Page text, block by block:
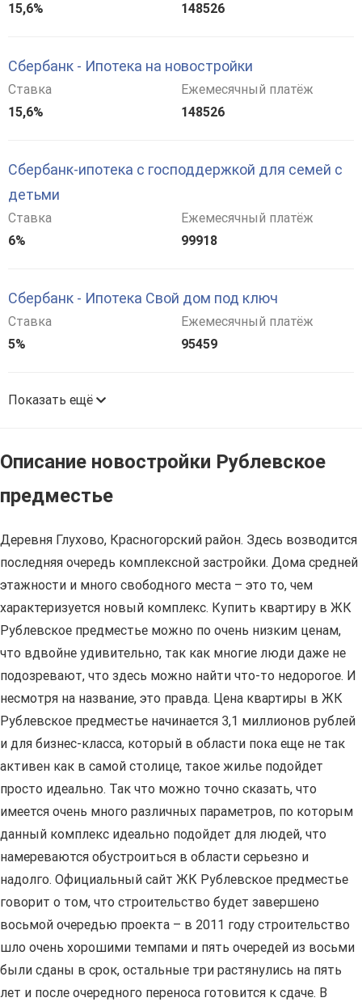
15,6%
148526
Сбербанк - Ипотека на новостройки
Ставка
15,6%
Ежемесячный платёж
148526
Сбербанк-ипотека с господдержкой для семей с
детьми
Ставка
6%
Ежемесячный платёж
99918
Сбербанк - Ипотека Свой дом под ключ
Ставка
5%
Ежемесячный платёж
95459
Показать ещё
Описание новостройки Рублевское
предместье
Деревня Глухово, Красногорский район. Здесь возводится
последняя очередь комплексной застройки. Дома средней
этажности и много свободного места – это то, чем
характеризуется новый комплекс. Купить квартиру в ЖК
Рублевское предместье можно по очень низким ценам,
что вдвойне удивительно, так как многие люди даже не
подозревают, что здесь можно найти что-то недорогое. И
несмотря на название, это правда. Цена квартиры в ЖК
Рублевское предместье начинается 3,1 миллионов рублей
и для бизнес-класса, который в области пока еще не так
активен как в самой столице, такое жилье подойдет
просто идеально. Так что можно точно сказать, что
имеется очень много различных параметров, по которым
данный комплекс идеально подойдет для людей, что
намереваются обустроиться в области серьезно и
надолго. Официальный сайт ЖК Рублевское предместье
говорит о том, что строительство будет завершено
восьмой очередью проекта – в 2011 году строительство
шло очень хорошими темпами и пять очередей из восьми
были сданы в срок, остальные три растянулись на пять
лет и после очередного переноса готовится к сдаче. В